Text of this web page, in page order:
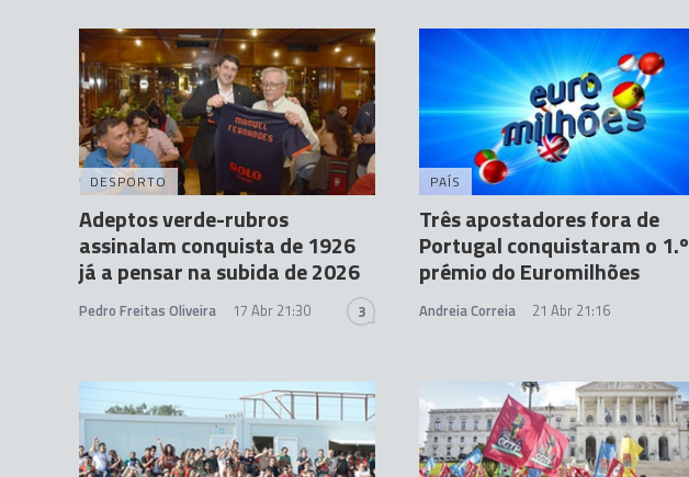
DESPORTO
Adeptos verde-rubros
assinalam conquista de 1926
já a pensar na subida de 2026
Pedro Freitas Oliveira 17 Abr 21:30 3
PAÍS
Três apostadores fora de
Portugal conquistaram o 1.º
prémio do Euromilhões
Andreia Correia 21 Abr 21:16